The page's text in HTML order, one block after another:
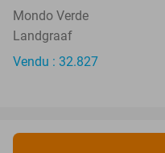
Mondo Verde
Landgraaf
Vendu : 32.827